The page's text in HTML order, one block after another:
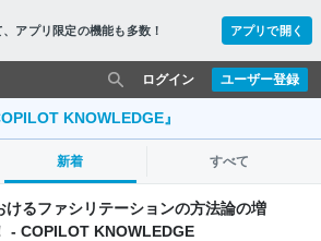
アプリ限定の機能も多数！ アプリで開く
ユーザー登録
ログイン
KNOWLEDGE』
新着 すべて
けるファシリテーションの方法論の増
- COPILOT KNOWLEDGE